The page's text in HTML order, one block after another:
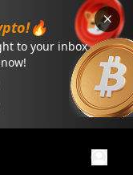
to your inbox